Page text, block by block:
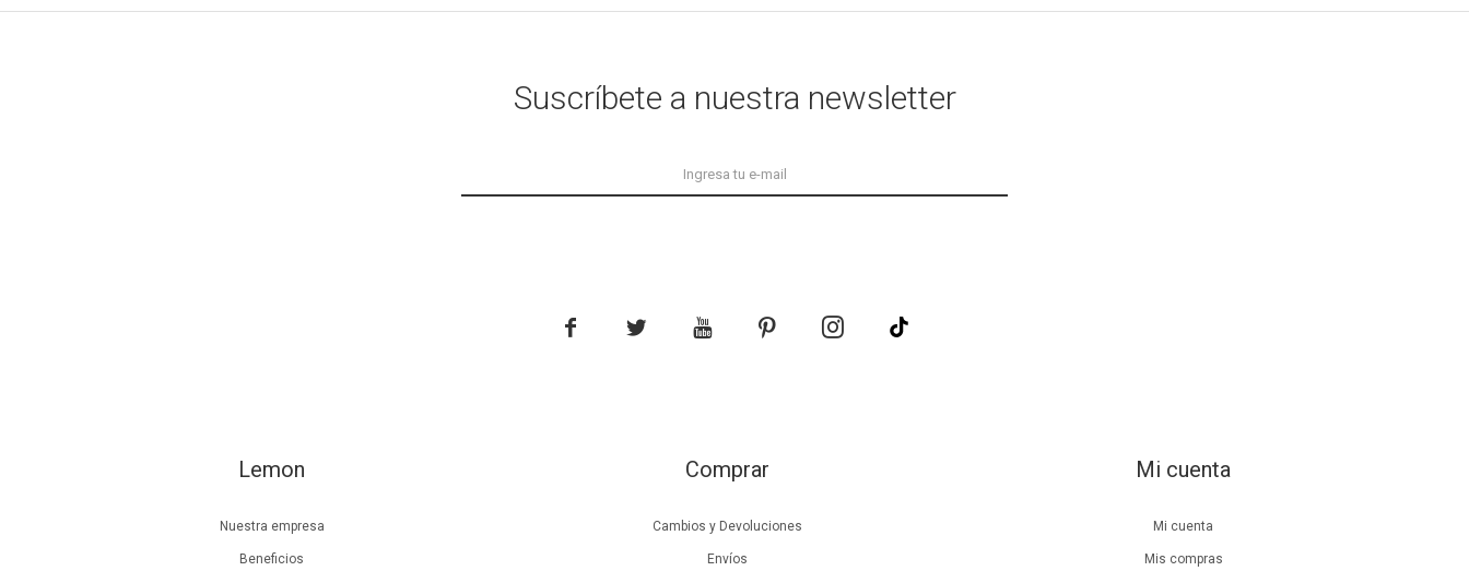
Lemon
Nuestra empresa
Beneficios
Comprar
Cambios y Devoluciones
Envíos
Mi cuenta
Mi cuenta
Mis compras
Suscríbete a nuestra newsletter
    